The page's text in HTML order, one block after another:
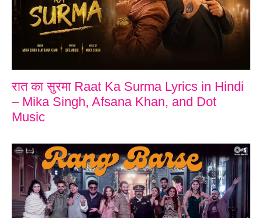
रात का सुरमा Raat Ka Surma Lyrics in Hindi
– Mika Singh, Afsana Khan, and Dot
Music